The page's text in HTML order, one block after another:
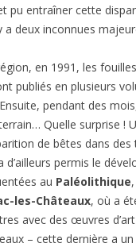
pu entraîner cette
deux inconnues
en 1991, les
publiés en plusieurs
pendant des
Quelle surprise !
de bêtes dans
d’ailleurs permis le
au Paléolithique
les-Châteaux, où a
avec des œuvres
– cette dernière a